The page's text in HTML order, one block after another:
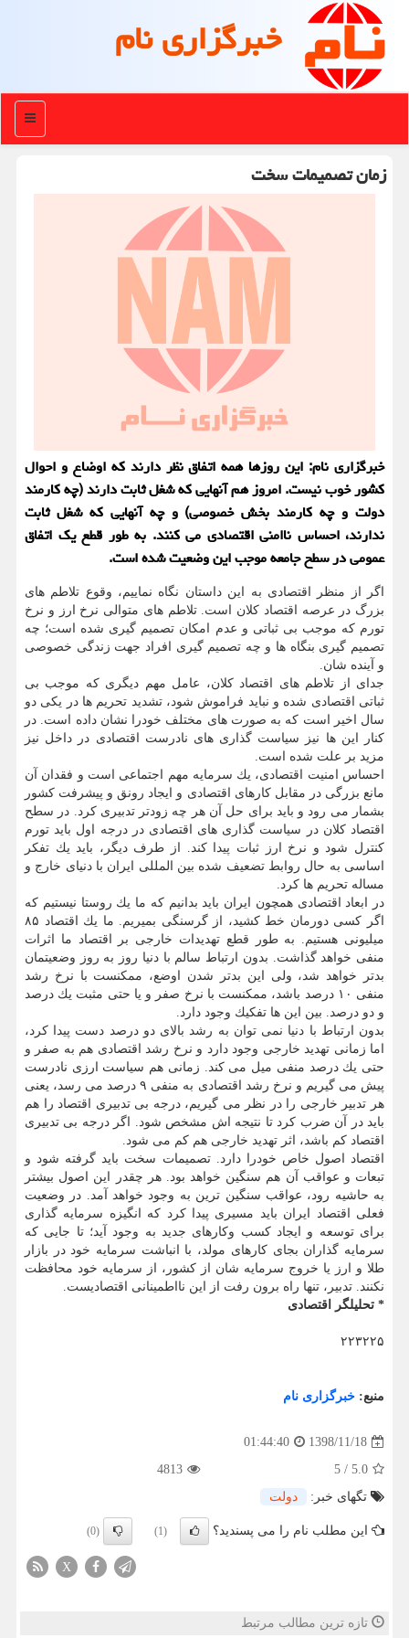
خبرگزاری نام
منو
زمان تصمیمات سخت
خبرگزاری نام: این روزها همه اتفاق نظر دارند كه اوضاع و احوال
كشور خوب نیست. امروز هم آنهایی كه شغل ثابت دارند (چه كارمند
دولت و چه كارمند بخش خصوصی) و چه آنهایی كه شغل ثابت
ندارند، احساس ناامنی اقتصادی می كنند. به طور قطع یك اتفاق
عمومی در سطح جامعه موجب این وضعیت شده است.
اگر از منظر اقتصادی به این داستان نگاه نماییم، وقوع تلاطم های
بزرگ در عرصه اقتصاد كلان است. تلاطم های متوالی نرخ ارز و نرخ
تورم كه موجب بی ثباتی و عدم امكان تصمیم گیری شده است؛ چه
تصمیم گیری بنگاه ها و چه تصمیم گیری افراد جهت زندگی خصوصی
و آینده شان.
جدای از تلاطم های اقتصاد كلان، عامل مهم دیگری كه موجب بی
ثباتی اقتصادی شده و نباید فراموش شود، تشدید تحریم ها در یكی دو
سال اخیر است كه به صورت های مختلف خودرا نشان داده است. در
كنار این ها نیز سیاست گذاری های نادرست اقتصادی در داخل نیز
مزید بر علت شده است.
احساس امنیت اقتصادی، یك سرمایه مهم اجتماعی است و فقدان آن
مانع بزرگی در مقابل كارهای اقتصادی و ایجاد رونق و پیشرفت كشور
بشمار می رود و باید برای حل آن هر چه زودتر تدبیری كرد. در سطح
اقتصاد كلان در سیاست گذاری های اقتصادی در درجه اول باید تورم
كنترل شود و نرخ ارز ثبات پیدا كند. از طرف دیگر، باید یك تفكر
اساسی به حال روابط تضعیف شده بین المللی ایران با دنیای خارج و
مساله تحریم ها كرد.
در ابعاد اقتصادی همچون ایران باید بدانیم كه ما یك روستا نیستیم كه
اگر كسی دورمان خط كشید، از گرسنگی بمیریم. ما یك اقتصاد ۸۵
میلیونی هستیم. به طور قطع تهدیدات خارجی بر اقتصاد ما اثرات
منفی خواهد گذاشت. بدون ارتباط سالم با دنیا روز به روز وضعیتمان
بدتر خواهد شد، ولی این بدتر شدن اوضع، ممكنست با نرخ رشد
منفی ۱۰ درصد باشد، ممكنست با نرخ صفر و یا حتی مثبت یك درصد
و دو درصد. بین این ها تفكیك وجود دارد.
بدون ارتباط با دنیا نمی توان به رشد بالای دو درصد دست پیدا كرد،
اما زمانی تهدید خارجی وجود دارد و نرخ رشد اقتصادی هم به صفر و
حتی یك درصد منفی میل می كند. زمانی هم سیاست ارزی نادرست
پیش می گیریم و نرخ رشد اقتصادی به منفی ۹ درصد می رسد، یعنی
هر تدبیر خارجی را در نظر می گیریم، درجه بی تدبیری اقتصاد را هم
باید در آن ضرب كرد تا نتیجه اش مشخص شود. اگر درجه بی تدبیری
اقتصاد كم باشد، اثر تهدید خارجی هم كم می شود.
اقتصاد اصول خاص خودرا دارد. تصمیمات سخت باید گرفته شود و
تبعات و عواقب آن هم سنگین خواهد بود. هر چقدر این اصول بیشتر
به حاشیه رود، عواقب سنگین ترین به وجود خواهد آمد. در وضعیت
فعلی اقتصاد ایران باید مسیری پیدا كرد كه انگیزه سرمایه گذاری
برای توسعه و ایجاد كسب وكارهای جدید به وجود آید؛ تا جایی كه
سرمایه گذاران بجای كارهای مولد، با انباشت سرمایه خود در بازار
طلا و ارز یا خروج سرمایه شان از كشور، از سرمایه خود محافظت
نكنند. تدبیر، تنها راه برون رفت از این نااطمینانی اقتصادیست.
* تحلیلگر اقتصادی
۲۲۳۲۲۵
منبع: خبرگزاری نام
1398/11/18
01:44:40
5.0
/
5
4813
تگهای خبر:
دولت
این مطلب نام را می پسندید؟ (1)
(0)
X
تازه ترین مطالب مرتبط